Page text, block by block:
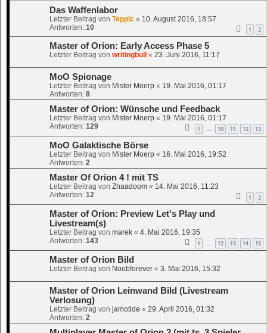
Das Waffenlabor
Letzter Beitrag von Teppic « 10. August 2016, 18:57
Antworten: 10 1 2
Master of Orion: Early Access Phase 5
Letzter Beitrag von writingbull « 23. Juni 2016, 11:17
MoO Spionage
Letzter Beitrag von Mister Moerp « 19. Mai 2016, 01:17
Antworten: 8
Master of Orion: Wünsche und Feedback
Letzter Beitrag von Mister Moerp « 19. Mai 2016, 01:17
Antworten: 129 1 … 10 11 12 13
MoO Galaktische Börse
Letzter Beitrag von Mister Moerp « 16. Mai 2016, 19:52
Antworten: 2
Master Of Orion 4 ! mit TS
Letzter Beitrag von Zhaadoom « 14. Mai 2016, 11:23
Antworten: 12 1 2
Master of Orion: Preview Let's Play und
Livestream(s)
Letzter Beitrag von marek « 4. Mai 2016, 19:35
Antworten: 143 1 12 13 14 15
Master of Orion Bild
Letzter Beitrag von Noobforever « 3. Mai 2016, 15:32
Master of Orion Leinwand Bild (Livestream
Verlosung)
Letzter Beitrag von jamotide « 29. April 2016, 01:32
Antworten: 2